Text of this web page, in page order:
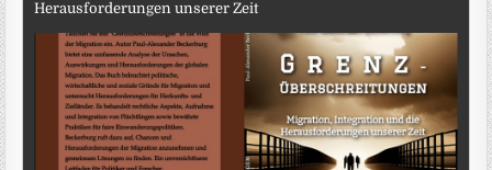
Herausforderungen unserer Zeit